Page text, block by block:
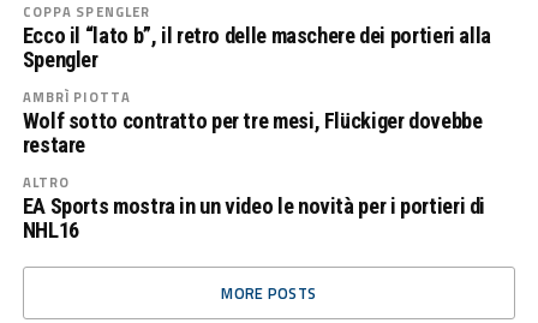
COPPA SPENGLER
Ecco il “lato b”, il retro delle maschere dei portieri alla
Spengler
AMBRÌ PIOTTA
Wolf sotto contratto per tre mesi, Flückiger dovebbe
restare
ALTRO
EA Sports mostra in un video le novità per i portieri di
NHL16
MORE POSTS